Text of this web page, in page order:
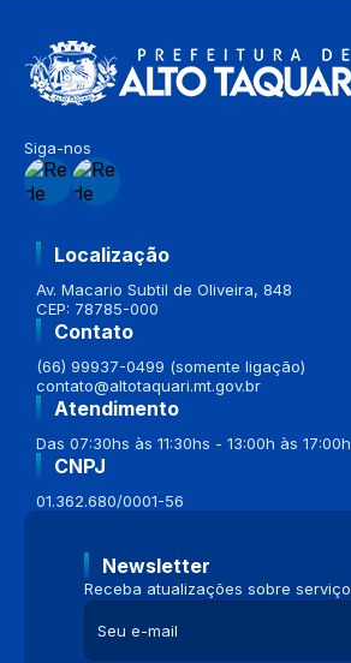
Siga-nos
Localização
Av. Macario Subtil de Oliveira, 848
CEP: 78785-000
Contato
(66) 99937-0499 (somente ligação)
contato@altotaquari.mt.gov.br
Atendimento
Das 07:30hs às 11:30hs - 13:00h às 17:00h
CNPJ
01.362.680/0001-56
Newsletter
Receba atualizações sobre